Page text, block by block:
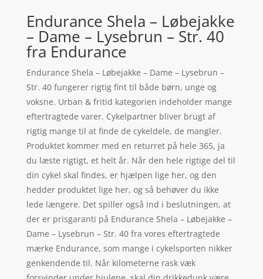
Endurance Shela – Løbejakke
– Dame – Lysebrun – Str. 40
fra Endurance
Endurance Shela – Løbejakke – Dame – Lysebrun –
Str. 40 fungerer rigtig fint til både børn, unge og
voksne. Urban & fritid kategorien indeholder mange
eftertragtede varer. Cykelpartner bliver brugt af
rigtig mange til at finde de cykeldele, de mangler.
Produktet kommer med en returret på hele 365, ja
du læste rigtigt, et helt år. Når den hele rigtige del til
din cykel skal findes, er hjælpen lige her, og den
hedder produktet lige her, og så behøver du ikke
lede længere. Det spiller også ind i beslutningen, at
der er prisgaranti på Endurance Shela – Løbejakke –
Dame – Lysebrun – Str. 40 fra vores eftertragtede
mærke Endurance, som mange i cykelsporten nikker
genkendende til. Når kilometerne rask væk